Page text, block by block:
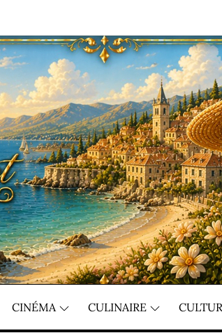
CINÉMA CULINAIRE